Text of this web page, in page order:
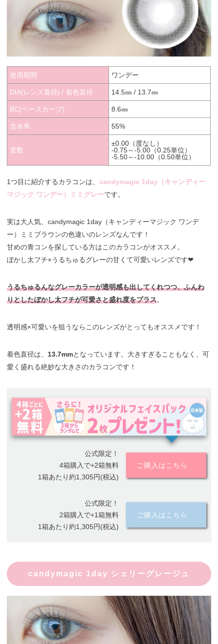
使用期間 ワンデー
DIA(レンズ直径) / 着色直径 14.5㎜ / 13.7㎜
BC(ベースカーブ) 8.6㎜
含水率 55%
度数
±0.00（度なし）
-0.75～-5.00（0.25単位）
-5.50～-10.00（0.50単位）
1つ目に紹介するカラコンは、candymagic 1day（キャンディー
マジック ワンデー）ミミグレーです。
実は大人気、candymagic 1day（キャンディーマジック ワンデ
ー）ミミブラウンの色違いのレンズなんです！
甘めの青コンを探している方はこのカラコンがオススメ。
ぼかし太フチ×うるちゅるグレーの甘くて可愛いレンズです❤︎
うるちゅるんなグレーカラーが透明感も出してくれつつ、ふんわ
りとしたぼかし太フチが可愛さと盛れ度をプラス。
透明感×可愛いを狙うならこのレンズがとってもオススメです！
着色直径は、 13.7mmとなっています。大きすぎることもなく、可
愛く盛れる絶妙な大きさのカラコンです！
公式限定！
4箱購入で+2箱無料
1箱あたり約1,305円(税込)
ご購入はこちら
公式限定！
2箱購入で+1箱無料
1箱あたり約1,305円(税込)
ご購入はこちら
candymagic 1day シェリーグレージュ